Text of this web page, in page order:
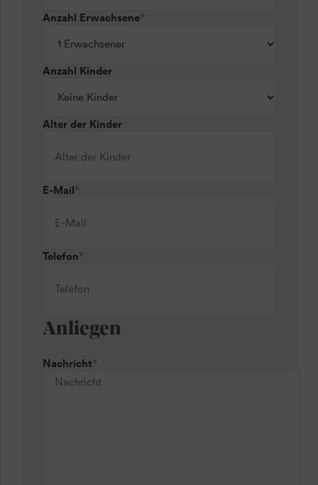
Anzahl Erwachsene*
Anzahl Kinder
Alter der Kinder
E-Mail*
Telefon*
Anliegen
Nachricht*